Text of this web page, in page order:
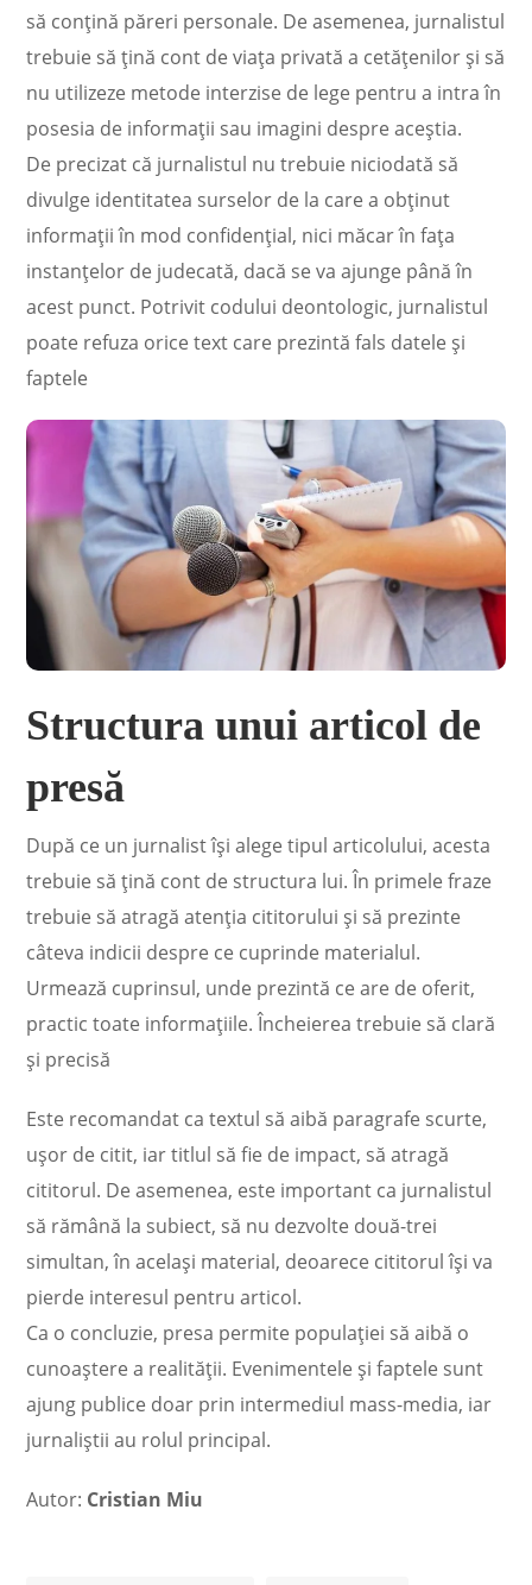
să conțină păreri personale. De asemenea, jurnalistul
trebuie să țină cont de viața privată a cetățenilor și să
nu utilizeze metode interzise de lege pentru a intra în
posesia de informații sau imagini despre aceștia.
De precizat că jurnalistul nu trebuie niciodată să
divulge identitatea surselor de la care a obținut
informații în mod confidențial, nici măcar în fața
instanțelor de judecată, dacă se va ajunge până în
acest punct. Potrivit codului deontologic, jurnalistul
poate refuza orice text care prezintă fals datele și
faptele
Structura unui articol de
presă
După ce un jurnalist își alege tipul articolului, acesta
trebuie să țină cont de structura lui. În primele fraze
trebuie să atragă atenția cititorului și să prezinte
câteva indicii despre ce cuprinde materialul.
Urmează cuprinsul, unde prezintă ce are de oferit,
practic toate informațiile. Încheierea trebuie să clară
și precisă
Este recomandat ca textul să aibă paragrafe scurte,
ușor de citit, iar titlul să fie de impact, să atragă
cititorul. De asemenea, este important ca jurnalistul
să rămână la subiect, să nu dezvolte două-trei
simultan, în același material, deoarece cititorul își va
pierde interesul pentru articol.
Ca o concluzie, presa permite populației să aibă o
cunoaștere a realității. Evenimentele și faptele sunt
ajung publice doar prin intermediul mass-media, iar
jurnaliștii au rolul principal.
Autor: Cristian Miu